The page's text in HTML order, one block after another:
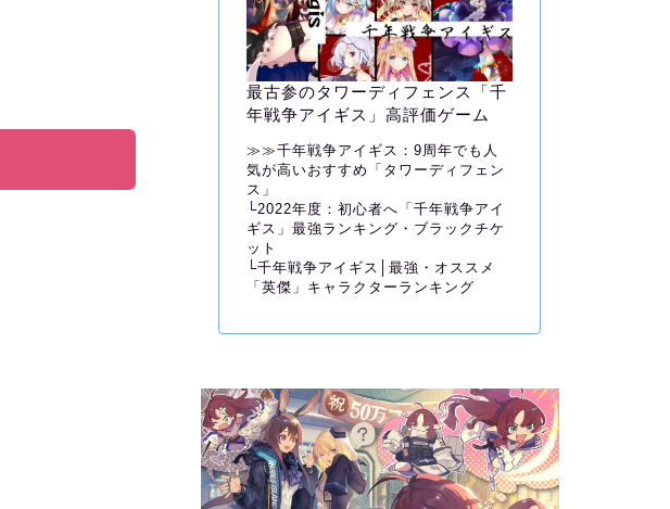
最古参のタワーディフェンス「千
年戦争アイギス」高評価ゲーム
≫≫千年戦争アイギス：9周年でも人
気が高いおすすめ「タワーディフェン
ス」
└2022年度：初心者へ「千年戦争アイ
ギス」最強ランキング・ブラックチケ
ット
└千年戦争アイギス│最強・オススメ
「英傑」キャラクターランキング